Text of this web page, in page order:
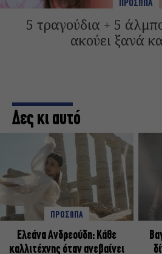
ΠΡΟΣΩΠΑ
5 τραγούδια + 5
ακούει ξανά
Δες κι αυτό
ΠΡΟΣΩΠΑ
Ελεάνα Ανδρεούδη: Κάθε
καλλιτέχνης όταν ανεβαίνει